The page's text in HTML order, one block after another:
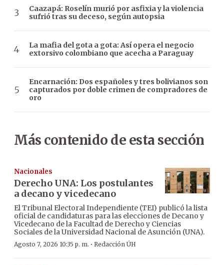
Caazapá: Roselín murió por asfixia y la violencia
sufrió tras su deceso, según autopsia
La mafia del gota a gota: Así opera el negocio
extorsivo colombiano que acecha a Paraguay
Encarnación: Dos españoles y tres bolivianos son
capturados por doble crimen de compradores de
oro
Más contenido de esta sección
Nacionales
Derecho UNA: Los postulantes
a decano y vicedecano
El Tribunal Electoral Independiente (TEI) publicó la lista
oficial de candidaturas para las elecciones de Decano y
Vicedecano de la Facultad de Derecho y Ciencias
Sociales de la Universidad Nacional de Asunción (UNA).
Agosto 7, 2026 10:35 p. m. · Redacción ÚH